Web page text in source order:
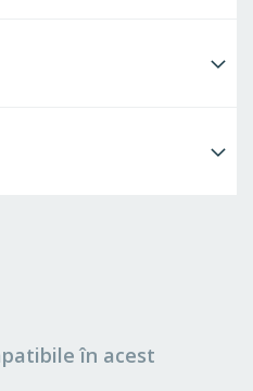
în acest